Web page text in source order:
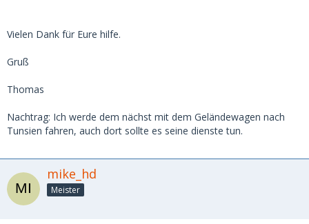
Vielen Dank für Eure hilfe.
Gruß
Thomas
Nachtrag: Ich werde dem nächst mit dem Geländewagen nach
Tunsien fahren, auch dort sollte es seine dienste tun.
mike_hd
Meister